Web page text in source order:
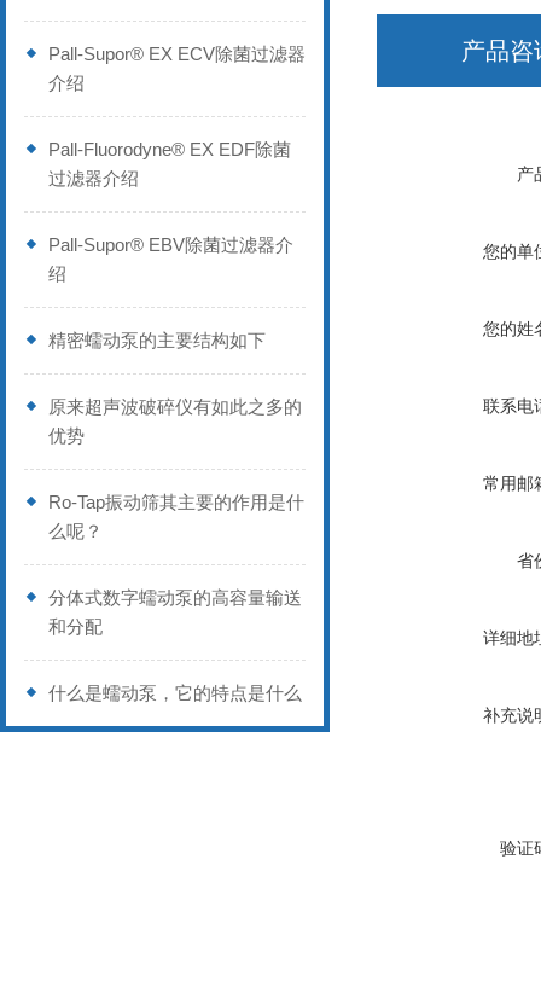
Pall-Supor® EX ECV除菌过滤器
介绍
Pall-Fluorodyne® EX EDF除菌
过滤器介绍
Pall-Supor® EBV除菌过滤器介
绍
精密蠕动泵的主要结构如下
原来超声波破碎仪有如此之多的
优势
Ro-Tap振动筛其主要的作用是什
么呢？
分体式数字蠕动泵的高容量输送
和分配
什么是蠕动泵，它的特点是什么
产品咨
产
您的单
您的姓
联系电
常用邮
省
详细地
补充说
验证